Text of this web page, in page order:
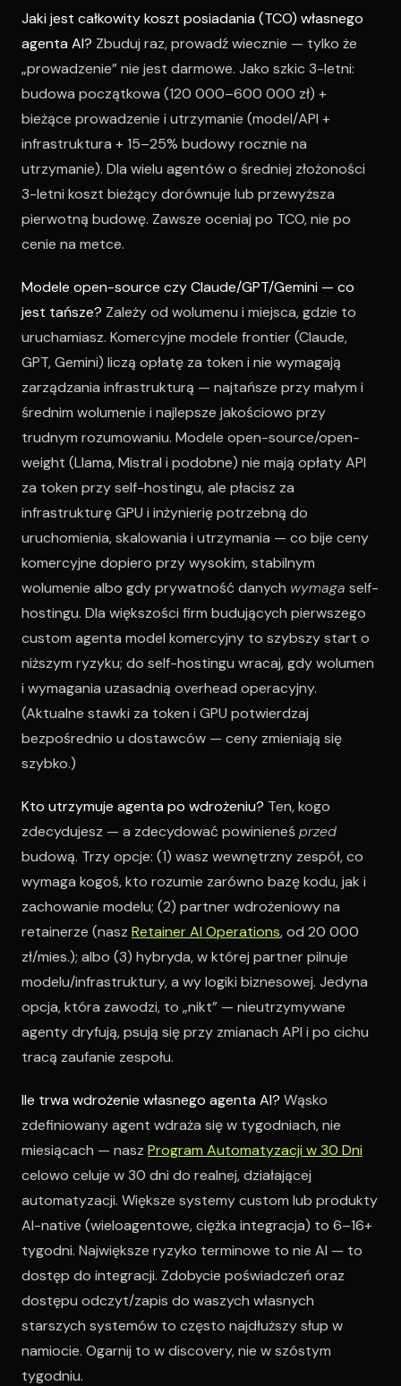
Jaki jest całkowity koszt posiadania (TCO) własnego
agenta AI? Zbuduj raz, prowadź wiecznie — tylko że
„prowadzenie” nie jest darmowe. Jako szkic 3-letni:
budowa początkowa (120 000–600 000 zł) +
bieżące prowadzenie i utrzymanie (model/API +
infrastruktura + 15–25% budowy rocznie na
utrzymanie). Dla wielu agentów o średniej złożoności
3-letni koszt bieżący dorównuje lub przewyższa
pierwotną budowę. Zawsze oceniaj po TCO, nie po
cenie na metce.
Modele open-source czy Claude/GPT/Gemini — co
jest tańsze? Zależy od wolumenu i miejsca, gdzie to
uruchamiasz. Komercyjne modele frontier (Claude,
GPT, Gemini) liczą opłatę za token i nie wymagają
zarządzania infrastrukturą — najtańsze przy małym i
średnim wolumenie i najlepsze jakościowo przy
trudnym rozumowaniu. Modele open-source/open-
weight (Llama, Mistral i podobne) nie mają opłaty API
za token przy self-hostingu, ale płacisz za
infrastrukturę GPU i inżynierię potrzebną do
uruchomienia, skalowania i utrzymania — co bije ceny
komercyjne dopiero przy wysokim, stabilnym
wolumenie albo gdy prywatność danych wymaga self-
hostingu. Dla większości firm budujących pierwszego
custom agenta model komercyjny to szybszy start o
niższym ryzyku; do self-hostingu wracaj, gdy wolumen
i wymagania uzasadnią overhead operacyjny.
(Aktualne stawki za token i GPU potwierdzaj
bezpośrednio u dostawców — ceny zmieniają się
szybko.)
Kto utrzymuje agenta po wdrożeniu? Ten, kogo
zdecydujesz — a zdecydować powinieneśprzed
budową. Trzy opcje: (1) wasz wewnętrzny zespół, co
wymaga kogoś, kto rozumie zarówno bazę kodu, jak i
zachowanie modelu; (2) partner wdrożeniowy na
retainerze (nasz Retainer AI Operations, od 20 000
zł/mies.); albo (3) hybryda, w której partner pilnuje
modelu/infrastruktury, a wy logiki biznesowej. Jedyna
opcja, która zawodzi, to „nikt” — nieutrzymywane
agenty dryfują, psują się przy zmianach API i po cichu
tracą zaufanie zespołu.
Ile trwa wdrożenie własnego agenta AI? Wąsko
zdefiniowany agent wdraża się w tygodniach, nie
miesiącach — nasz Program Automatyzacji w 30 Dni
celowo celuje w 30 dni do realnej, działającej
automatyzacji. Większe systemy custom lub produkty
AI-native (wieloagentowe, ciężka integracja) to 6–16+
tygodni. Największe ryzyko terminowe to nie AI — to
dostęp do integracji. Zdobycie poświadczeń oraz
dostępu odczyt/zapis do waszych własnych
starszych systemów to często najdłuższy słup w
namiocie. Ogarnij to w discovery, nie w szóstym
tygodniu.